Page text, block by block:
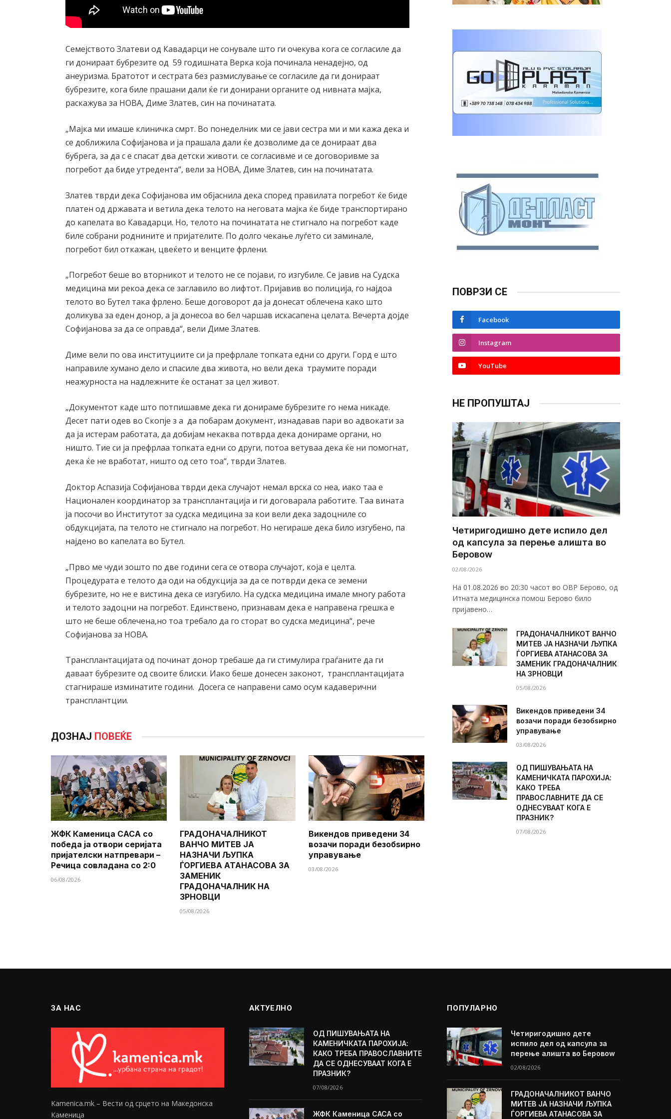
Семејството Златеви од Кавадарци не сонувале што ги очекува кога се согласиле да
ги донираат бубрезите од 59 годишната Верка која починала ненадејно, од
анеуризма. Братотот и сестрата без размислување се согласиле да ги донираат
бубрезите, кога биле прашани дали ќе ги донирани органите од нивната мајка,
раскажува за НОВА, Диме Златев, син на починатата.
„Мајка ми имаше клиничка смрт. Во понеделник ми се јави сестра ми и ми кажа дека и
се доближила Софијанова и ја прашала дали ќе дозволиме да се донираат два
бубрега, за да с е спасат два детски животи. се согласивме и се договоривме за
погребот да биде утредента“, вели за НОВА, Диме Златев, син на починатата.
Златев тврди дека Софијанова им објаснила дека според правилата погребот ќе биде
платен од државата и ветила дека телото на неговата мајка ќе биде транспортирано
до капелата во Кавадарци. Но, телото на починатата не стигнало на погребот каде
биле собрани роднините и пријателите. По долго чекање луѓето си заминале,
погребот бил откажан, цвеќето и венците фрлени.
„Погребот беше во вторникот и телото не се појави, го изгубиле. Се јавив на Судска
медицина ми рекоа дека се заглавило во лифтот. Пријавив во полиција, го најдоа
телото во Бутел така фрлено. Беше договорот да ја донесат облечена како што
доликува за еден донор, а ја донесоа во бел чаршав искасапена целата. Вечерта дојде
Софијанова за да се оправда“, вели Диме Златев.
Диме вели по ова институциите си ја префрлале топката едни со други. Горд е што
направиле хумано дело и спасиле два живота, но вели дека траумите поради
неажурноста на надлежните ќе останат за цел живот.
„Документот каде што потпишавме дека ги донираме бубрезите го нема никаде.
Десет пати одев во Скопје з а да побарам документ, изнадавав пари во адвокати за
да ја истерам работата, да добијам некаква потврда дека донираме органи, но
ништо. Тие си ја префрлаа топката едни со други, потоа ветуваа дека ќе ни помогнат,
дека ќе не вработат, ништо од сето тоа“, тврди Златев.
Доктор Аспазија Софијанова тврди дека случајот немал врска со неа, иако таа е
Национален координатор за трансплантација и ги договарала работите. Таа вината
ја посочи во Институтот за судска медицина за кои вели дека задоцниле со
обдукцијата, па телото не стигнало на погребот. Но негираше дека било изгубено, па
најдено во капелата во Бутел.
„Прво ме чуди зошто по две години сега се отвора случајот, која е целта.
Процедурата е телото да оди на обдукција за да се потврди дека се земени
бубрезите, но не е вистина дека се изгубило. На судска медицина имале многу работа
и телото задоцни на погребот. Единствено, признавам дека е направена грешка е
што не беше облечена,но тоа требало да го сторат во судска медицина“, рече
Софијанова за НОВА.
Трансплантацијата од починат донор требаше да ги стимулира граѓаните да ги
даваат бубрезите од своите блиски. Иако беше донесен законот, трансплантацијата
стагнираше изминатите години. Досега се направени само осум кадаверични
трансплантции.
ДОЗНАЈ ПОВЕЌЕ
ЖФК Каменица САСА со
победа ја отвори серијата
пријателски натпревари –
Речица совладана со 2:0
06/08/2026
ГРАДОНАЧАЛНИКОТ
ВАНЧО МИТЕВ ЈА
НАЗНАЧИ ЉУПКА
ЃОРГИЕВА АТАНАСОВА ЗА
ЗАМЕНИК
ГРАДОНАЧАЛНИК НА
ЗРНОВЦИ
05/08/2026
Викендов приведени 34
возачи поради безобѕирно
управување
03/08/2026
ПОВРЗИ СЕ
Facebook
Instagram
YouTube
НЕ ПРОПУШТАЈ
Четиригодишно дете испило дел
од капсула за перење алишта во
Беровоw
02/08/2026
На 01.08.2026 во 20:30 часот во ОВР Берово, од
Итната медицинска помош Берово било
пријавено…
ГРАДОНАЧАЛНИКОТ ВАНЧО
МИТЕВ ЈА НАЗНАЧИ ЉУПКА
ЃОРГИЕВА АТАНАСОВА ЗА
ЗАМЕНИК ГРАДОНАЧАЛНИК
НА ЗРНОВЦИ
05/08/2026
Викендов приведени 34
возачи поради безобѕирно
управување
03/08/2026
ОД ПИШУВАЊАТА НА
КАМЕНИЧКАТА ПАРОХИЈА:
КАКО ТРЕБА
ПРАВОСЛАВНИТЕ ДА СЕ
ОДНЕСУВААТ КОГА Е
ПРАЗНИК?
07/08/2026
ЗА НАС
Kamenica.mk – Вести од срцето на Македонска
Каменица
АКТУЕЛНО
ОД ПИШУВАЊАТА НА
КАМЕНИЧКАТА ПАРОХИЈА:
КАКО ТРЕБА ПРАВОСЛАВНИТЕ
ДА СЕ ОДНЕСУВААТ КОГА Е
ПРАЗНИК?
07/08/2026
ЖФК Каменица САСА со
ПОПУЛАРНО
Четиригодишно дете
испило дел од капсула за
перење алишта во Беровоw
02/08/2026
ГРАДОНАЧАЛНИКОТ ВАНЧО
МИТЕВ ЈА НАЗНАЧИ ЉУПКА
ЃОРГИЕВА АТАНАСОВА ЗА